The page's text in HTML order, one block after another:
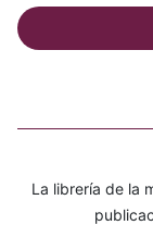
La librería de la